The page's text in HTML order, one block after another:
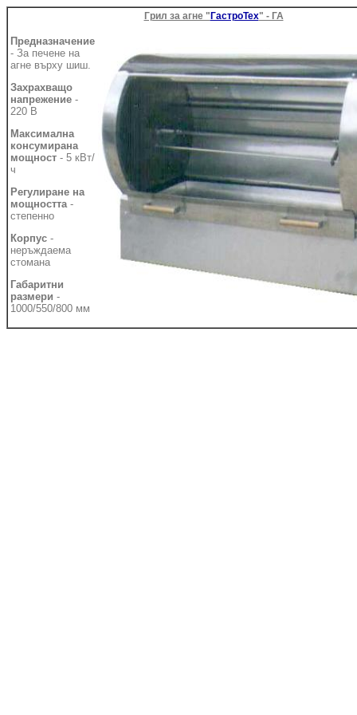
Грил за агне " ГастроТех" - ГА
Предназначение
- За печене на
агне върху шиш.
Захрахващо
напрежение -
220 В
Максимална
консумирана
мощност - 5 кВт/
ч
Регулиране на
мощността-
степенно
Корпус -
неръждаема
стомана
Габаритни
размери -
1000/550/800 мм